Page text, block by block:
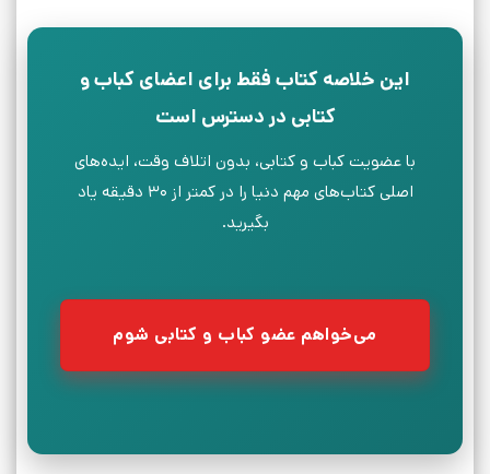
این خلاصه کتاب فقط برای اعضای کباب و
کتابی در دسترس است
با عضویت کباب و کتابی، بدون اتلاف وقت، ایده‌های
اصلی کتاب‌های مهم دنیا را در کمتر از ۳۰ دقیقه یاد
بگیرید.
می‌خواهم عضو کباب و کتابی شوم